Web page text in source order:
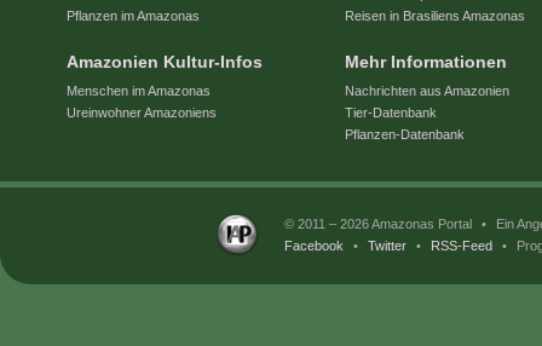
Pflanzen im Amazonas
Amazonien Kultur-Infos
Menschen im Amazonas
Ureinwohner Amazoniens
Reisen in Brasiliens Amazonas
Mehr Informationen
Nachrichten aus Amazonien
Tier-Datenbank
Pflanzen-Datenbank
© 2011 – 2026 Amazonas Portal •
Ein
Facebook
• Twitter • RSS-Feed •